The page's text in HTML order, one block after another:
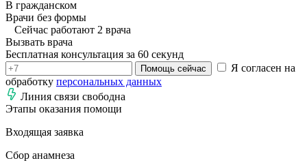
В гражданском
Врачи без формы
Сейчас работают 2 врача
Вызвать врача
Бесплатная консультация за 60 секунд
Помощь сейчас
Я согласен на
обработку персональных данных
Линия связи свободна
Этапы оказания помощи
Входящая заявка
Сбор анамнеза